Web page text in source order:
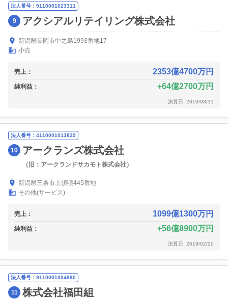
法人番号：9110001023311
9 アクシアルリテイリング株式会社
新潟県長岡市中之島1993番地17
小売
売上： 2353億4700万円
純利益： 64億2700万円
決算日: 2019/03/31
法人番号：4110001013829
10 アークランズ株式会社
（旧：アークランドサカモト株式会社）
新潟県三条市上須頃445番地
その他(サービス)
売上： 1099億1300万円
純利益： 56億8900万円
決算日: 2019/02/20
法人番号：9110001004880
11 株式会社福田組